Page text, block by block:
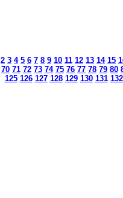
2 3 4 5 6 7 8 9 10 11 12 13 14 15
70 71 72 73 74 75 76 77 78 79 80
125 126 127 128 129 130 131 132